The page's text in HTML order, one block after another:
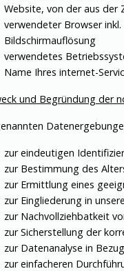
Website, von der aus der
verwendeter Browser
Bildschirmauflösung
verwendetes
Name Ihres internet-
und Begründung der
zur eindeutigen
zur Bestimmung des
zur Ermittlung eines
zur Eingliederung in
zur Nachvollziehbatkeit
zur Sicherstellung der
zur Datenanalyse in
zur einfacheren